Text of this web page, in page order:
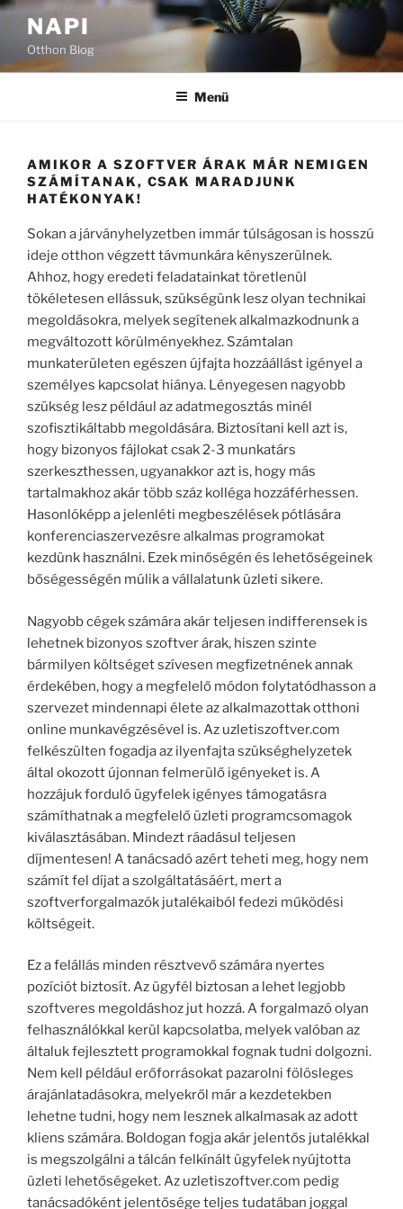
Tartalomhoz
NAPI
Otthon Blog
Menü
AMIKOR A SZOFTVER ÁRAK MÁR NEMIGEN
SZÁMÍTANAK, CSAK MARADJUNK
HATÉKONYAK!
Sokan a járványhelyzetben immár túlságosan is hosszú
ideje otthon végzett távmunkára kényszerülnek.
Ahhoz, hogy eredeti feladatainkat töretlenül
tökéletesen ellássuk, szükségünk lesz olyan technikai
megoldásokra, melyek segítenek alkalmazkodnunk a
megváltozott körülményekhez. Számtalan
munkaterületen egészen újfajta hozzáállást igényel a
személyes kapcsolat hiánya. Lényegesen nagyobb
szükség lesz például az adatmegosztás minél
szofisztikáltabb megoldására. Biztosítani kell azt is,
hogy bizonyos fájlokat csak 2-3 munkatárs
szerkeszthessen, ugyanakkor azt is, hogy más
tartalmakhoz akár több száz kolléga hozzáférhessen.
Hasonlóképp a jelenléti megbeszélések pótlására
konferenciaszervezésre alkalmas programokat
kezdünk használni. Ezek minőségén és lehetőségeinek
bőségességén múlik a vállalatunk üzleti sikere.
Nagyobb cégek számára akár teljesen indifferensek is
lehetnek bizonyos szoftver árak, hiszen szinte
bármilyen költséget szívesen megfizetnének annak
érdekében, hogy a megfelelő módon folytatódhasson a
szervezet mindennapi élete az alkalmazottak otthoni
online munkavégzésével is. Az uzletiszoftver.com
felkészülten fogadja az ilyenfajta szükséghelyzetek
által okozott újonnan felmerülő igényeket is. A
hozzájuk forduló ügyfelek igényes támogatásra
számíthatnak a megfelelő üzleti programcsomagok
kiválasztásában. Mindezt ráadásul teljesen
díjmentesen! A tanácsadó azért teheti meg, hogy nem
számít fel díjat a szolgáltatásáért, mert a
szoftverforgalmazók jutalékaiból fedezi működési
költségeit.
Ez a felállás minden résztvevő számára nyertes
pozíciót biztosít. Az ügyfél biztosan a lehet legjobb
szoftveres megoldáshoz jut hozzá. A forgalmazó olyan
felhasználókkal kerül kapcsolatba, melyek valóban az
általuk fejlesztett programokkal fognak tudni dolgozni.
Nem kell például erőforrásokat pazarolni fölösleges
árajánlatadásokra, melyekről már a kezdetekben
lehetne tudni, hogy nem lesznek alkalmasak az adott
kliens számára. Boldogan fogja akár jelentős jutalékkal
is megszolgálni a tálcán felkínált ügyfelek nyújtotta
üzleti lehetőségeket. Az uzletiszoftver.com pedig
tanácsadóként jelentősége teljes tudatában joggal